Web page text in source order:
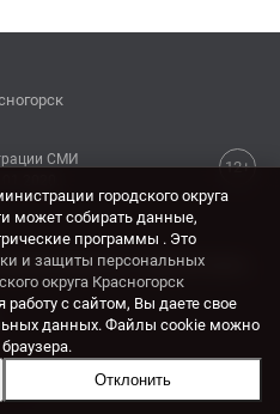
12+
СМИ
область, г. Красногорск,
городского округа
может собирать данные,
программы . Это
и защиты персональных
округа Красногорск
работу с сайтом, Вы даете свое
данных. Файлы cookie можно
Отклонить